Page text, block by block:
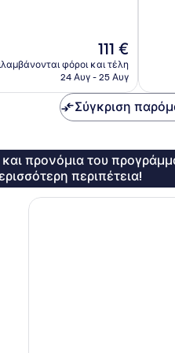
Η
τιμή
είναι
111 €
φόροι και τέλη
24 Αυγ - 25 Αυγ
Σύγκριση
και προνόμια του
περιπέτεια!